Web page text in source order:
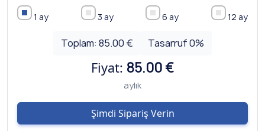
1 ay 3 ay 6 ay 12 ay
Toplam: 85.00 € Tasarruf0%
Fiyat: 85.00 €
aylık
Şimdi Sipariş Verin